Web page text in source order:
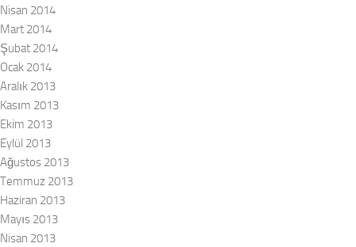
Nisan 2014
Mart 2014
Şubat 2014
Ocak 2014
Aralık 2013
Kasım 2013
Ekim 2013
Eylül 2013
Ağustos 2013
Temmuz 2013
Haziran 2013
Mayıs 2013
Nisan 2013